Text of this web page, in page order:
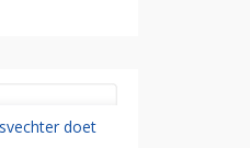
doet